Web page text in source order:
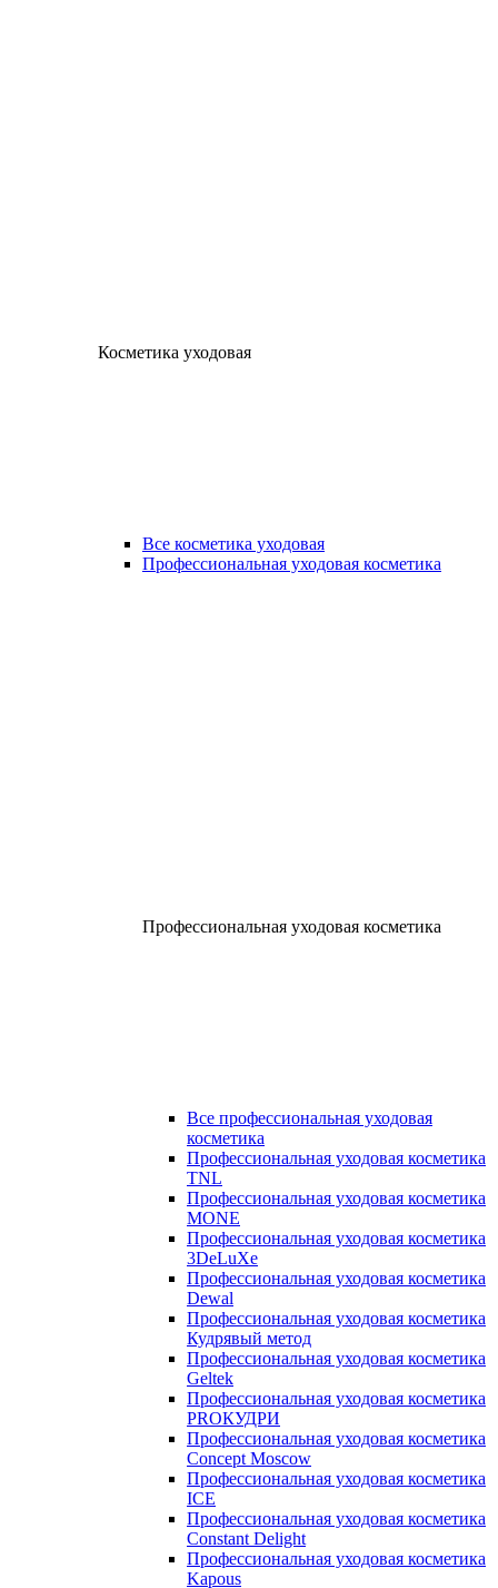
Косметика уходовая
Все косметика уходовая
Профессиональная уходовая косметика
Профессиональная уходовая косметика
Все профессиональная уходовая
косметика
Профессиональная уходовая косметика
TNL
Профессиональная уходовая косметика
MONE
Профессиональная уходовая косметика
3DeLuXe
Профессиональная уходовая косметика
Dewal
Профессиональная уходовая косметика
Кудрявый метод
Профессиональная уходовая косметика
Geltek
Профессиональная уходовая косметика
PROКУДРИ
Профессиональная уходовая косметика
Concept Moscow
Профессиональная уходовая косметика
ICE
Профессиональная уходовая косметика
Constant Delight
Профессиональная уходовая косметика
Kapous